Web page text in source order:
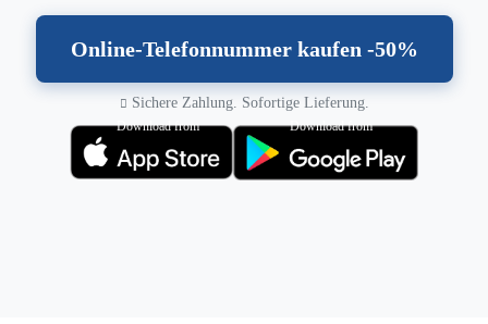
Online-Telefonnummer kaufen -50%
Sichere Zahlung. Sofortige Lieferung.
Download from Download from